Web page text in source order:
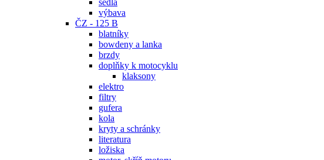
výbava
ČZ - 125 B
blatníky
bowdeny a lanka
brzdy
doplňky k motocyklu
klaksony
elektro
filtry
gufera
kola
kryty a schránky
literatura
ložiska